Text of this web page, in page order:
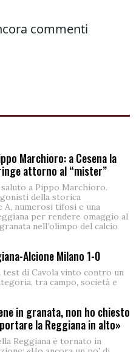
Marchioro: a Cesena la
attorno al “mister”
a Pippo Marchioro.
della storica
numerosi tifosi e una
per rendere omaggio al
nell’olimpo del calcio
Alcione Milano 1-0
di Cavola vinto contro un
tra campo, società e
in granata, non ho chiesto
la Reggiana in alto»
Reggiana è tornato in